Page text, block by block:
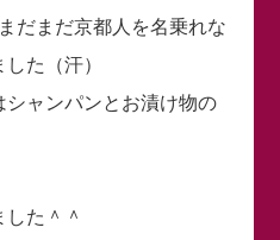
だまだ京都人を名乗れな
た（汗）
シャンパンとお漬け物の
た＾＾